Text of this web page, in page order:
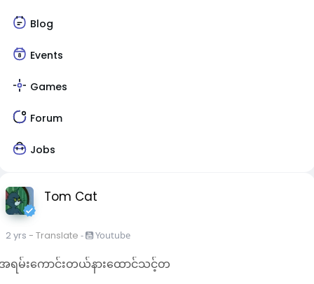
Blog
Events
Games
Forum
Jobs
Tom Cat
2 yrs - Translate- Youtube
ရမ်းကောင်းတယ်နားထောင်သင့်တ